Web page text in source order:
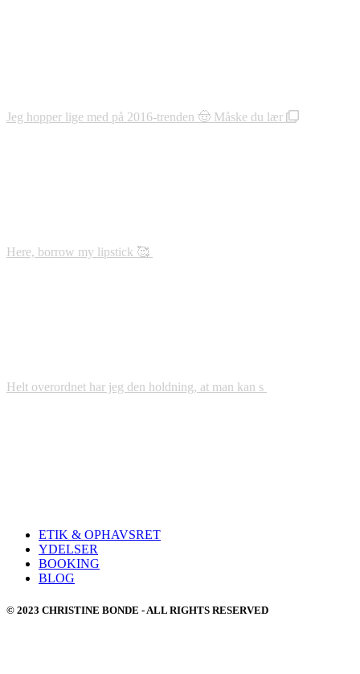
Jeg hopper lige med på 2016-trenden 🤠 Måske du lær
Here, borrow my lipstick 🥰
Helt overordnet har jeg den holdning, at man kan s
ETIK & OPHAVSRET
YDELSER
BOOKING
BLOG
© 2023 CHRISTINE BONDE - ALL RIGHTS RESERVED